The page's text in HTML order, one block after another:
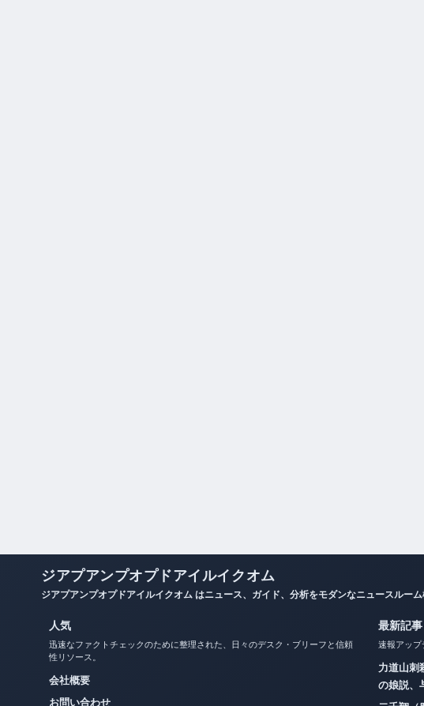
ジアプアンプオプドアイルイクオム はニュース、ガイド、分析をモダンなニュースルー
人気
迅速なファクトチェックのために整理された、日々のデスク・ブリーフと信頼
性リソース。
会社概要
お問い合わせ
私たちのストーリー
最新記事
速報アッ
力道山刺
の娘説
二千翔（
キャサリ